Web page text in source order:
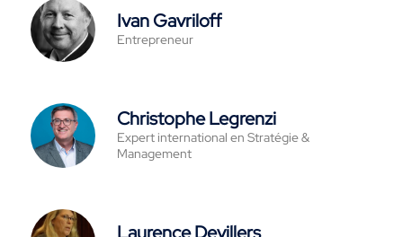
Ivan Gavriloff
Entrepreneur
Christophe Legrenzi
Expert international en Stratégie &
Management